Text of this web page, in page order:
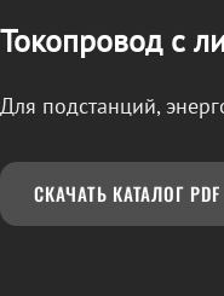
Токопровод с
Для подстанций,
СКАЧАТЬ КАТАЛОГ PDF